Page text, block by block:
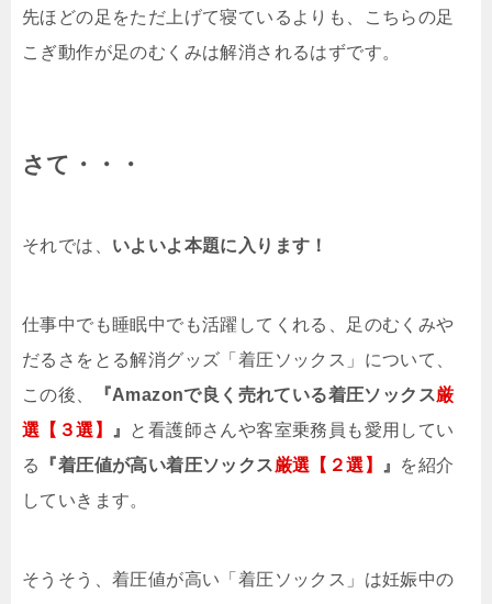
先ほどの足をただ上げて寝ているよりも、こちらの足
こぎ動作が足のむくみは解消されるはずです。
さて・・・
それでは、 いよいよ本題に入ります！
仕事中でも睡眠中でも活躍してくれる、足のむくみや
だるさをとる解消グッズ「着圧ソックス」について、
この後、
『Amazonで良く売れている着圧ソックス厳
選【３選】
』 と看護師さんや客室乗務員も愛用してい
る
『着圧値が高い着圧ソックス厳選【２選】 』 を紹介
していきます。
そうそう、着圧値が高い「着圧ソックス」は妊娠中の